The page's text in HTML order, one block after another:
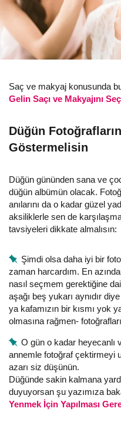
Saç ve makyaj konusunda
Gelin Saçı ve Makyajını
Düğün
Göstermelisin
Düğün gününden sana ve
düğün albümün olacak.
anılarını da o kadar güzel
aksiliklerle sen de
tavsiyeleri dikkate almalısın:
Şimdi olsa daha iyi bir
zaman harcardım. En
nasıl seçmem gerektiğine
aşağı beş yukarı aynıdır
ya kafamızın bir kısmı yok
olmasına rağmen-
O gün o kadar heyecanlı
annemle fotoğraf çektirmeyi
azarı siz düşünün.
Düğünde sakin kalmana
duyuyorsan şu yazımıza
Yenmek İçin Yapılması